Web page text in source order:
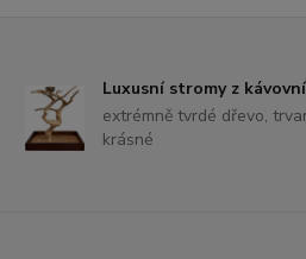
Luxusní stromy z
extrémně tvrdé dřevo,
krásné